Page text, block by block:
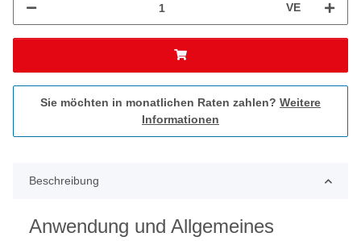
VE
Sie möchten in monatlichen Raten zahlen? Weitere
Informationen
Beschreibung
Anwendung und Allgemeines